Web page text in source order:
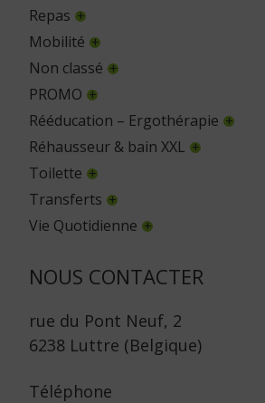
Repas
Mobilité
Non classé
PROMO
Rééducation – Ergothérapie
Réhausseur & bain XXL
Toilette
Transferts
Vie Quotidienne
NOUS CONTACTER
rue du Pont Neuf, 2
6238 Luttre (Belgique)
Téléphone